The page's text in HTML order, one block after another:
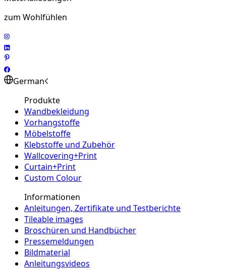
zum Wohlfühlen
German
Produkte
Wandbekleidung
Vorhangstoffe
Möbelstoffe
Klebstoffe und Zubehör
Wallcovering+Print
Curtain+Print
Custom Colour
Informationen
Anleitungen, Zertifikate und Testberichte
Tileable images
Broschüren und Handbücher
Pressemeldungen
Bildmaterial
Anleitungsvideos